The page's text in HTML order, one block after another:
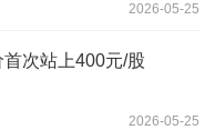
2026-05-25
次站上400元/股
2026-05-25